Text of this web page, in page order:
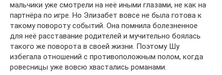
мальчики уже смотрели на неё иными глазами, не как на
партнёра по игре. Но Элизабет вовсе не была готова к
такому повороту событий. Она помнила болезненное
для неё расставание родителей и мучительно боялась
такого же поворота в своей жизни. Поэтому Шу
избегала отношений с противоположным полом, когда
ровесницы уже вовсю хвастались романами.